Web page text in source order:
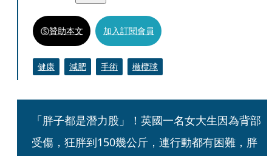
贊助本文 加入訂閱會員
健康 減肥 手術 橄欖球
「胖子都是潛力股」！英國一名女大生因為背部
受傷，狂胖到150幾公斤，連行動都有困難，胖